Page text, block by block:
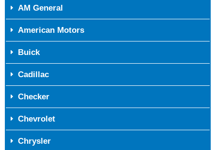
AM General
American Motors
Buick
Cadillac
Checker
Chevrolet
Chrysler